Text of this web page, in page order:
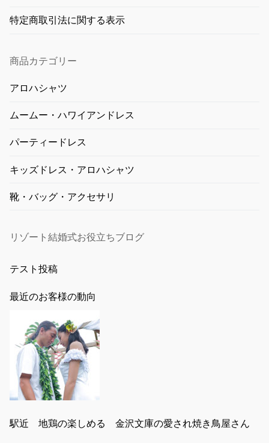
特定商取引法に関する表示
商品カテゴリー
アロハシャツ
ムームー・ハワイアンドレス
パーティードレス
キッズドレス・アロハシャツ
靴・バッグ・アクセサリ
リゾート結婚式お役立ちブログ
テスト投稿
最近のお客様の動向
駅近 地鶏の楽しめる 金沢文庫の愛され焼き鳥屋さん